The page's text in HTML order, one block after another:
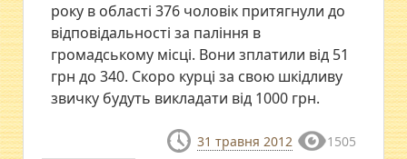
року в області 376 чоловік притягнули до
відповідальності за паління в
громадському місці. Вони зплатили від 51
грн до 340. Скоро курці за свою шкідливу
звичку будуть викладати від 1000 грн.
31 травня 2012 1505